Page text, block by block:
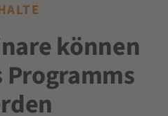
können
Programms